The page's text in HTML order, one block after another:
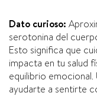
Dato curioso:
serotonina del
Esto significa que
impacta en tu salud
equilibrio
ayudarte a sentirte